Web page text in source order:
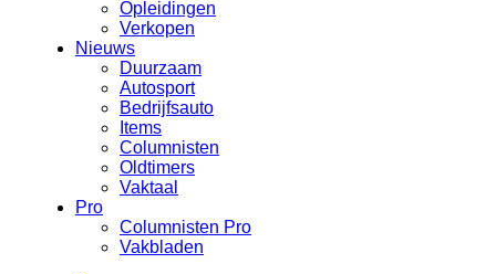
Opleidingen
Verkopen
Nieuws
Duurzaam
Autosport
Bedrijfsauto
Items
Columnisten
Oldtimers
Vaktaal
Pro
Columnisten Pro
Vakbladen